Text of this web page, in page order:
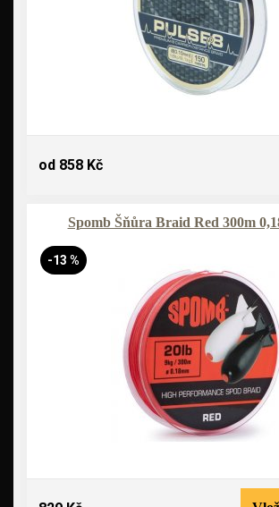
od 858 Kč
Spomb Šňůra Braid Red 300m
-13 %